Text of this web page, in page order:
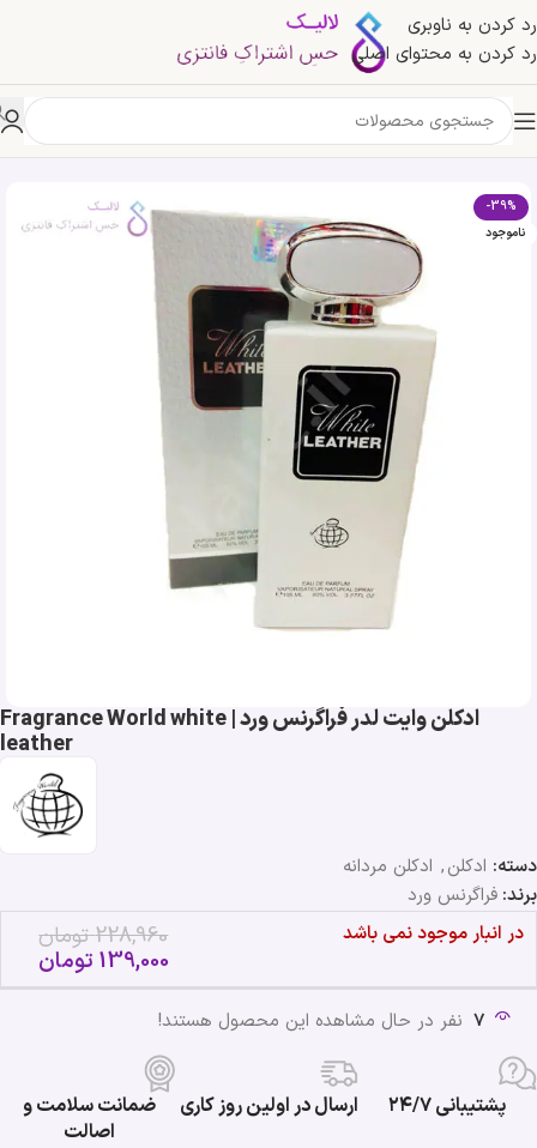
رد کردن به ناوبری
رد کردن به محتوای اصلی
خانه »فروشگاه »ادکلن وایت لدر فراگرنس ورد | Fragrance World white leather
-39%
ناموجود
ادکلن وایت لدر فراگرنس ورد | Fragrance World white
leather
دسته: ادکلن, ادکلن مردانه
برند: فراگرنس ورد
در انبار موجود نمی باشد
228,960تومان
139,000 تومان
7 نفر در حال مشاهده این محصول هستند!
پشتیبانی ۲۴/۷ ارسال در اولین روز کاری
ضمانت سلامت و
اصالت